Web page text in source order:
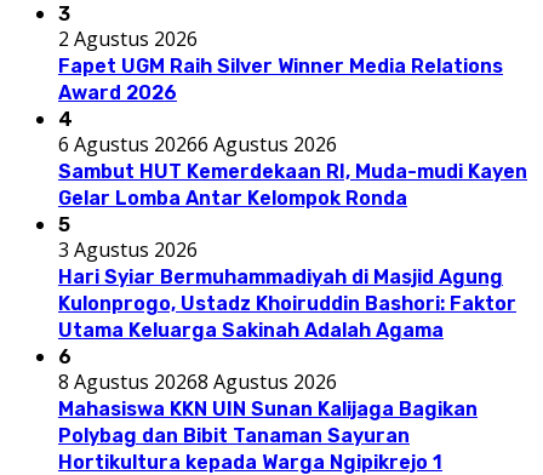
3
2 Agustus 2026
Fapet UGM Raih Silver Winner Media Relations
Award 2026
4
6 Agustus 20266 Agustus 2026
Sambut HUT Kemerdekaan RI, Muda-mudi Kayen
Gelar Lomba Antar Kelompok Ronda
5
3 Agustus 2026
Hari Syiar Bermuhammadiyah di Masjid Agung
Kulonprogo, Ustadz Khoiruddin Bashori: Faktor
Utama Keluarga Sakinah Adalah Agama
6
8 Agustus 20268 Agustus 2026
Mahasiswa KKN UIN Sunan Kalijaga Bagikan
Polybag dan Bibit Tanaman Sayuran
Hortikultura kepada Warga Ngipikrejo 1